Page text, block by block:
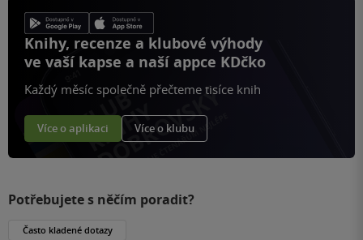
Knihy, recenze a klubové výhody
ve vaší kapse a naší appce KDčko
Každý měsíc společně přečteme tisíce knih
Více o aplikaci Více o klubu
Potřebujete s něčím poradit?
Často kladené dotazy